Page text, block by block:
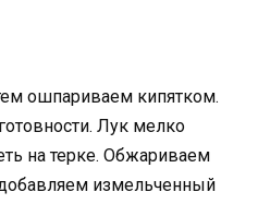
ошпариваем кипятком.
Лук мелко
на терке. Обжариваем
измельченный